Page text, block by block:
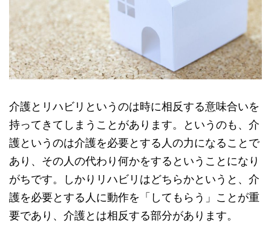
介護とリハビリというのは時に相反する意味合いを
持ってきてしまうことがあります。というのも、介
護というのは介護を必要とする人の力になることで
あり、その人の代わり何かをするということになり
がちです。しかりリハビリはどちらかというと、介
護を必要とする人に動作を「してもらう」ことが重
要であり、介護とは相反する部分があります。